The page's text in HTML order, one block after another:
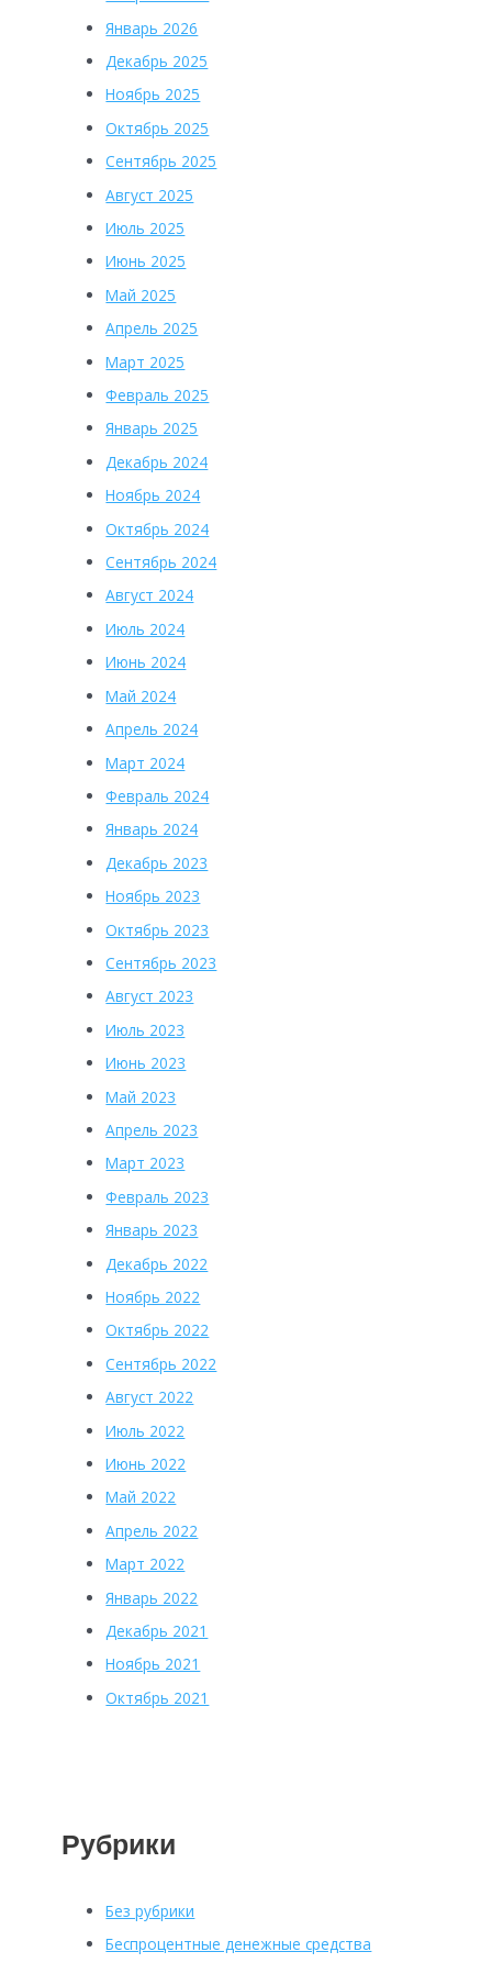
Январь 2026
Декабрь 2025
Ноябрь 2025
Октябрь 2025
Сентябрь 2025
Август 2025
Июль 2025
Июнь 2025
Май 2025
Апрель 2025
Март 2025
Февраль 2025
Январь 2025
Декабрь 2024
Ноябрь 2024
Октябрь 2024
Сентябрь 2024
Август 2024
Июль 2024
Июнь 2024
Май 2024
Апрель 2024
Март 2024
Февраль 2024
Январь 2024
Декабрь 2023
Ноябрь 2023
Октябрь 2023
Сентябрь 2023
Август 2023
Июль 2023
Июнь 2023
Май 2023
Апрель 2023
Март 2023
Февраль 2023
Январь 2023
Декабрь 2022
Ноябрь 2022
Октябрь 2022
Сентябрь 2022
Август 2022
Июль 2022
Июнь 2022
Май 2022
Апрель 2022
Март 2022
Январь 2022
Декабрь 2021
Ноябрь 2021
Октябрь 2021
Рубрики
Без рубрики
Беспроцентные денежные средства